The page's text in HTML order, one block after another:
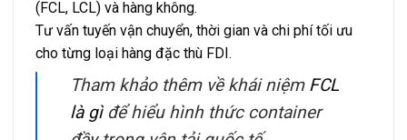
(FCL, LCL) và hàng không.
Tư vấn tuyến vận chuyển, thời gian và chi phí tối ưu
cho từng loại hàng đặc thù FDI.
Tham khảo thêm về khái niệm FCL
là gìđể hiểu hình thức container